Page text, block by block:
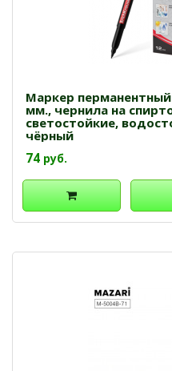
Маркер перманентный
мм., чернила на
светостойкие,
чёрный
74 руб.